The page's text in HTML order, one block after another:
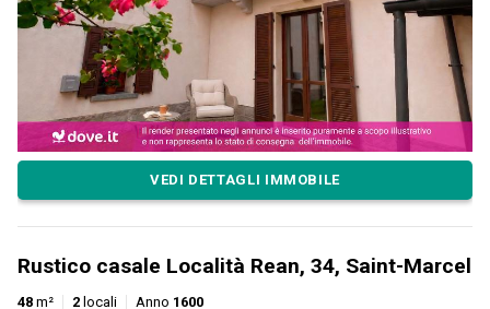
VEDI DETTAGLI IMMOBILE
Rustico casale Località Rean, 34, Saint-Marcel
48 m² 2 locali Anno 1600